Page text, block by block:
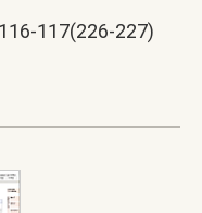
117(226-227)